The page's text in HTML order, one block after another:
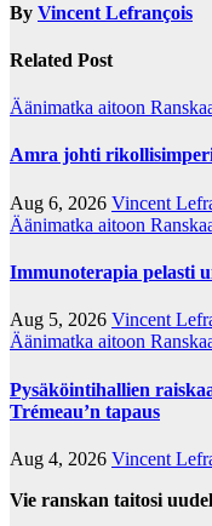
By Vincent Lefrançois
Related Post
Äänimatka aitoon
Amra johti
Aug 6, 2026 Vincent
Äänimatka aitoon
Immunoterapia pelasti
Aug 5, 2026 Vincent
Äänimatka aitoon
Pysäköintihallien
Trémeau’n tapaus
Aug 4, 2026 Vincent
Vie ranskan taitosi